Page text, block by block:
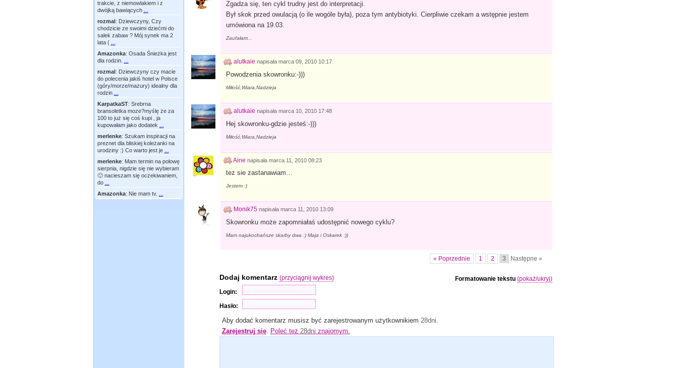
trakcie, z niemowlakiem i z
dwójką bawiących
rozmal: Dziewczyny, Czy
chodzicie ze swoimi dziećmi do
salek zabaw ? Mój synek ma 2
lata (
Amazonka: Osada Śnieżka jest
dla rodzin.
rozmal: Dziewczyny czy macie
do polecenia jakiś hotel w Polsce
(góry/morze/mazury) idealny dla
rodzin
KarpatkaST: Srebrna
bransoletka moze?myślę że za
100 to już się coś kupi , ja
kupowałam jako dodatek
merlenke: Szukam inspiracji na
preznet dla bliskiej koleżanki na
urodziny :) Co warto jest je
merlenke: Mam termin na połowę
sierpnia, nigdzie się nie wybieram
🙂 nacieszam się oczekiwaniem,
do
Amazonka: Nie mam tv.
Zgadza się, ten cykl trudny jest do interpretacji.
Był skok przed owulacją (o ile wogóle była), poza tym antybiotyki. Cierpliwie czekam a wstępnie jestem
umówiona na 19.03.
Zaufałam...
alutkaie napisała marca 09, 2010 10:17
Powodzenia skowronku:-)))
Miłość,Wiara,Nadzieja
alutkaie napisała marca 10, 2010 17:48
Hej skowronku-gdzie jesteś:-)))
Miłość,Wiara,Nadzieja
Aine napisała marca 11, 2010 08:23
tez sie zastanawiam…
Jestem :)
Monik75 napisała marca 11, 2010 13:09
Skowronku może zapomniałaś udostępnić nowego cyklu?
Mam najukochańsze skarby dwa :) Maja i Oskarek :))
« Poprzednie 1 2 3 Następne »
Dodaj komentarz (przyciągnij wykres)
Login:
Hasło:
Aby dodać komentarz musisz być zarejestrowanym użytkownikiem 28dni.
Zarejestruj się. Poleć też 28dni znajomym.
Formatowanie tekstu (pokaż/ukryj)